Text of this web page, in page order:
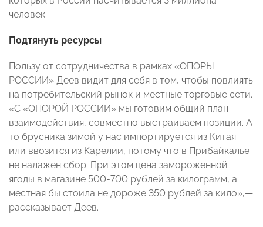
человек.
Подтянуть ресурсы
Пользу от сотрудничества в рамках «ОПОРЫ
РОССИИ» Деев видит для себя в том, чтобы повлиять
на потребительский рынок и местные торговые сети.
«С «ОПОРОЙ РОССИИ» мы готовим общий план
взаимодействия, совместно выстраиваем позиции. А
то брусника зимой у нас импортируется из Китая
или ввозится из Карелии, потому что в Прибайкалье
не налажен сбор. При этом цена замороженной
ягоды в магазине 500-700 рублей за килограмм, а
местная бы стоила не дороже 350 рублей за кило»,—
рассказывает Деев.